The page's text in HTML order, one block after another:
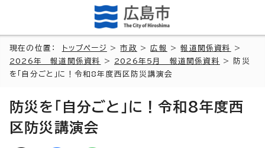
現在の位置： トップページ >市政 >広報 >報道関係資料
>
2026年 報道関係資料
> 2026年5月 報道関係資料
> 防災
を「自分ごと」に！令和8年度西区防災講演会
防災を「自分ごと」に！令和8年度西
区防災講演会